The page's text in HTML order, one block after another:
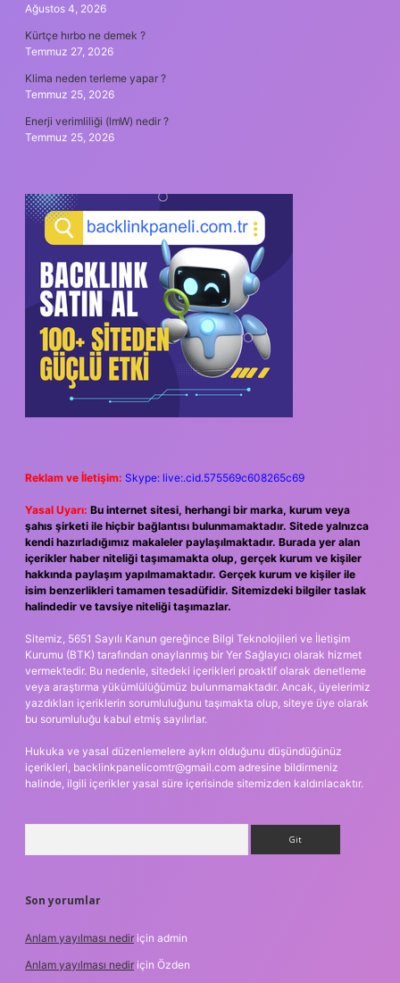
Ağustos 4, 2026
Kürtçe hırbo ne demek ?
Temmuz 27, 2026
Klima neden terleme yapar ?
Temmuz 25, 2026
Enerji verimliliği (lmW) nedir ?
Temmuz 25, 2026
Reklam ve İletişim: Skype: live:.cid.575569c608265c69
Yasal Uyarı: Bu internet sitesi, herhangi bir marka, kurum veya
şahıs şirketi ile hiçbir bağlantısı bulunmamaktadır. Sitede yalnızca
kendi hazırladığımız makaleler paylaşılmaktadır. Burada yer alan
içerikler haber niteliği taşımamakta olup, gerçek kurum ve kişiler
hakkında paylaşım yapılmamaktadır. Gerçek kurum ve kişiler ile
isim benzerlikleri tamamen tesadüfidir. Sitemizdeki bilgiler taslak
halindedir ve tavsiye niteliği taşımazlar.
Sitemiz, 5651 Sayılı Kanun gereğince Bilgi Teknolojileri ve İletişim
Kurumu (BTK) tarafından onaylanmış bir Yer Sağlayıcı olarak hizmet
vermektedir. Bu nedenle, sitedeki içerikleri proaktif olarak denetleme
veya araştırma yükümlülüğümüz bulunmamaktadır. Ancak, üyelerimiz
yazdıkları içeriklerin sorumluluğunu taşımakta olup, siteye üye olarak
bu sorumluluğu kabul etmiş sayılırlar.
Hukuka ve yasal düzenlemelere aykırı olduğunu düşündüğünüz
içerikleri, backlinkpanelicomtr@gmail.com adresine bildirmeniz
halinde, ilgili içerikler yasal süre içerisinde sitemizden kaldırılacaktır.
Son yorumlar
Anlam yayılması nedir için admin
Anlam yayılması nedir için Özden